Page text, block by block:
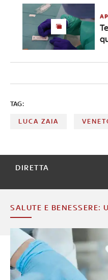
TAG:
LUCA ZAIA
DIRETTA
SALUTE E BENESSERE: